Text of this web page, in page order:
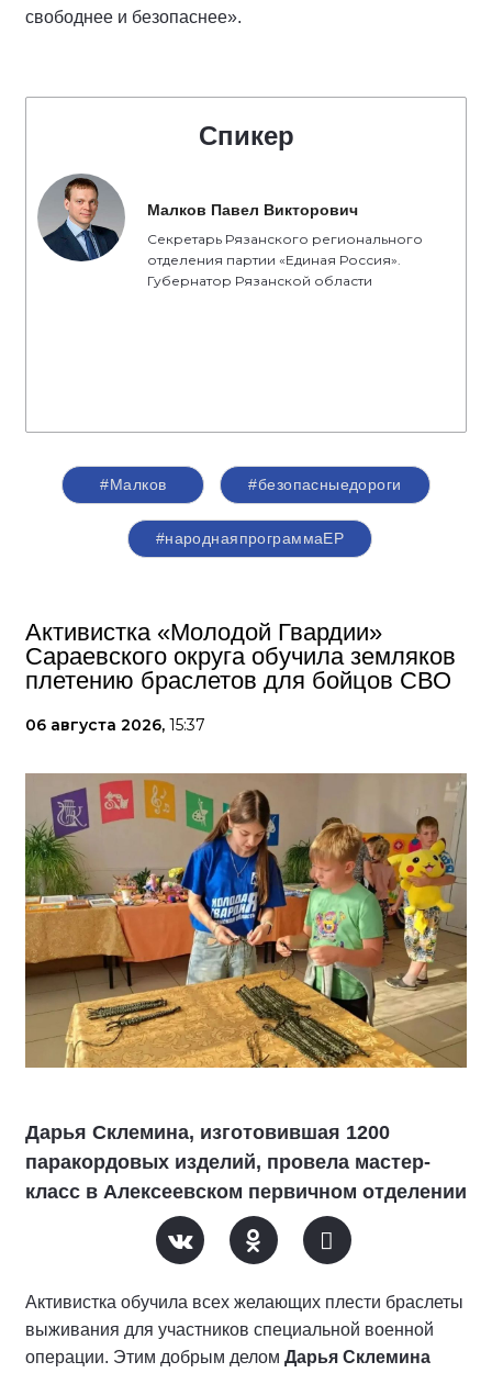
свободнее и безопаснее».
Спикер
Малков Павел Викторович
Секретарь Рязанского регионального
отделения партии «Единая Россия».
Губернатор Рязанской области
#Малков #безопасныедороги
#народнаяпрограммаЕР
Активистка «Молодой Гвардии»
Сараевского округа обучила земляков
плетению браслетов для бойцов СВО
06 августа 2026, 15:37
Дарья Склемина, изготовившая 1200
паракордовых изделий, провела мастер-
класс в Алексеевском первичном отделении
Активистка обучила всех желающих плести браслеты
выживания для участников специальной военной
операции. Этим добрым делом Дарья Склемина